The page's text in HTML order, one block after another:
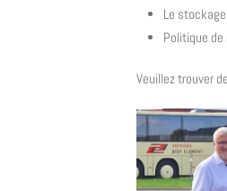
Le
Politique
Veuillez trouver